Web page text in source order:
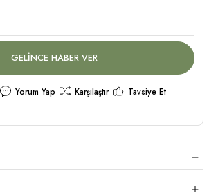
GELİNCE HABER VER
Yorum Yap Karşılaştır
Tavsiye Et